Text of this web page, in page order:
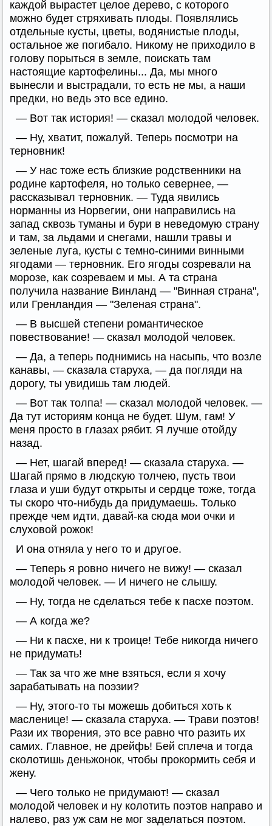
каждой вырастет целое дерево, с которого
можно будет стряхивать плоды. Появлялись
отдельные кусты, цветы, водянистые плоды,
остальное же погибало. Никому не приходило в
голову порыться в земле, поискать там
настоящие картофелины... Да, мы много
вынесли и выстрадали, то есть не мы, а наши
предки, но ведь это все едино.
— Вот так история! — сказал молодой человек.
— Ну, хватит, пожалуй. Теперь посмотри на
терновник!
— У нас тоже есть близкие родственники на
родине картофеля, но только севернее, —
рассказывал терновник. — Туда явились
норманны из Норвегии, они направились на
запад сквозь туманы и бури в неведомую страну
и там, за льдами и снегами, нашли травы и
зеленые луга, кусты с темно-синими винными
ягодами — терновник. Его ягоды созревали на
морозе, как созреваем и мы. А та страна
получила название Винланд — "Винная страна",
или Гренландия — "Зеленая страна".
— В высшей степени романтическое
повествование! — сказал молодой человек.
— Да, а теперь поднимись на насыпь, что возле
канавы, — сказала старуха, — да погляди на
дорогу, ты увидишь там людей.
— Вот так толпа! — сказал молодой человек. —
Да тут историям конца не будет. Шум, гам! У
меня просто в глазах рябит. Я лучше отойду
назад.
— Нет, шагай вперед! — сказала старуха. —
Шагай прямо в людскую толчею, пусть твои
глаза и уши будут открыты и сердце тоже, тогда
ты скоро что-нибудь да придумаешь. Только
прежде чем идти, давай-ка сюда мои очки и
слуховой рожок!
И она отняла у него то и другое.
— Теперь я ровно ничего не вижу! — сказал
молодой человек. — И ничего не слышу.
— Ну, тогда не сделаться тебе к пасхе поэтом.
— А когда же?
— Ни к пасхе, ни к троице! Тебе никогда ничего
не придумать!
— Так за что же мне взяться, если я хочу
зарабатывать на поэзии?
— Ну, этого-то ты можешь добиться хоть к
масленице! — сказала старуха. — Трави поэтов!
Рази их творения, это все равно что разить их
самих. Главное, не дрейфь! Бей сплеча и тогда
сколотишь деньжонок, чтобы прокормить себя и
жену.
— Чего только не придумают! — сказал
молодой человек и ну колотить поэтов направо и
налево, раз уж сам не мог заделаться поэтом.